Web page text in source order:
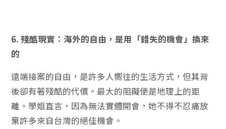
6. 殘酷現實：海外的自由，是用「錯失的機會」換來
的
遠端接案的自由，是許多人嚮往的生活方式，但其背
後卻有著殘酷的代價。最大的阻礙便是地理上的距
離。學姐直言，因為無法實體開會，她不得不忍痛放
棄許多來自台灣的絕佳機會。